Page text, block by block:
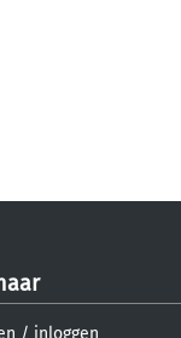
/ inloggen